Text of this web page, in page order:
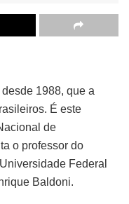
1988, que a
É este
de
o professor do
Federal
Baldoni.